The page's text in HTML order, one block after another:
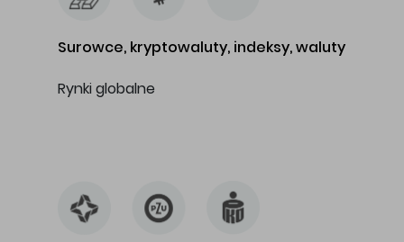
Surowce, kryptowaluty, indeksy, waluty
Rynki globalne